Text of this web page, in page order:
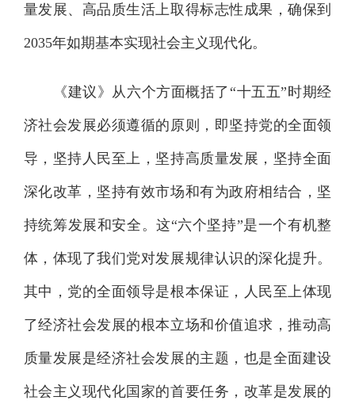
量发展、高品质生活上取得标志性成果，确保到
2035年如期基本实现社会主义现代化。
《建议》从六个方面概括了“十五五”时期经
济社会发展必须遵循的原则，即坚持党的全面领
导，坚持人民至上，坚持高质量发展，坚持全面
深化改革，坚持有效市场和有为政府相结合，坚
持统筹发展和安全。这“六个坚持”是一个有机整
体，体现了我们党对发展规律认识的深化提升。
其中，党的全面领导是根本保证，人民至上体现
了经济社会发展的根本立场和价值追求，推动高
质量发展是经济社会发展的主题，也是全面建设
社会主义现代化国家的首要任务，改革是发展的